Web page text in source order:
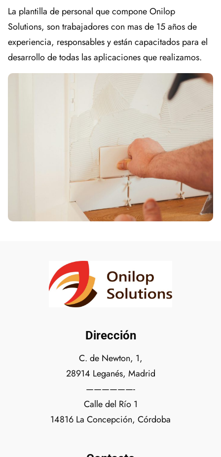
La plantilla de personal que compone Onilop
Solutions, son trabajadores con mas de 15 años de
experiencia, responsables y están capacitados para el
desarrollo de todas las aplicaciones que realizamos.
Dirección
C. de Newton, 1,
28914 Leganés, Madrid
——————-
Calle del Río 1
14816 La Concepción, Córdoba